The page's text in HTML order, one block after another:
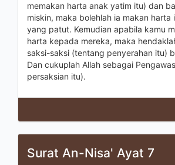
memakan harta anak yatim itu) dan
miskin, maka bolehlah ia makan harta
yang patut. Kemudian apabila kamu
harta kepada mereka, maka
saksi-saksi (tentang penyerahan itu)
Dan cukuplah Allah sebagai
persaksian itu).
Surat An-Nisa' Ayat 7